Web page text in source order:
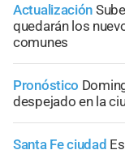
Actualización
quedarán los
comunes
Pronóstico
despejado en la
Santa Fe ciudad